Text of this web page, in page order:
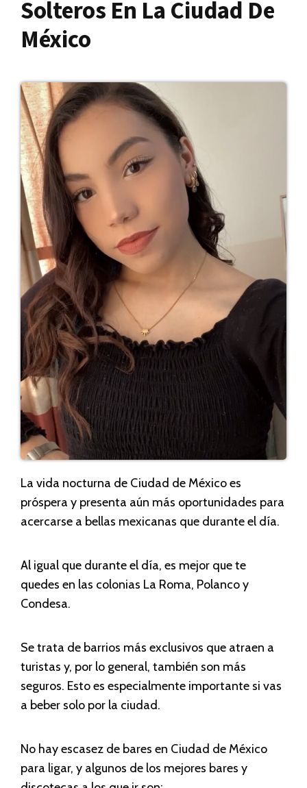
Solteros En La Ciudad De
México
La vida nocturna de Ciudad de México es
próspera y presenta aún más oportunidades para
acercarse a bellas mexicanas que durante el día.
Al igual que durante el día, es mejor que te
quedes en las colonias La Roma, Polanco y
Condesa.
Se trata de barrios más exclusivos que atraen a
turistas y, por lo general, también son más
seguros. Esto es especialmente importante si vas
a beber solo por la ciudad.
No hay escasez de bares en Ciudad de México
para ligar, y algunos de los mejores bares y